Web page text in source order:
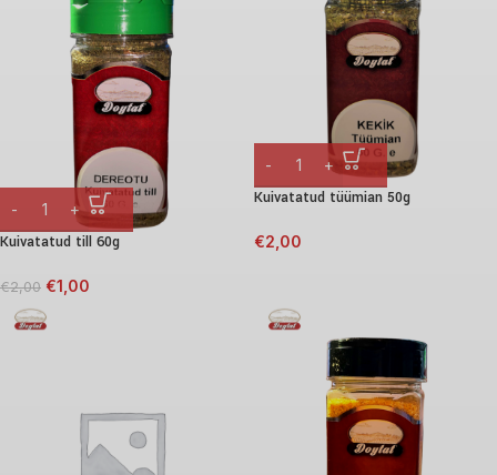
Kuivatatud till 60g
€2,00 €1,00
Kuivatatud tüümian 50g
€2,00